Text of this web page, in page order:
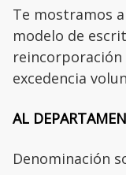
Te mostramos
modelo de
reincorporación
excedencia
AL
Denominación